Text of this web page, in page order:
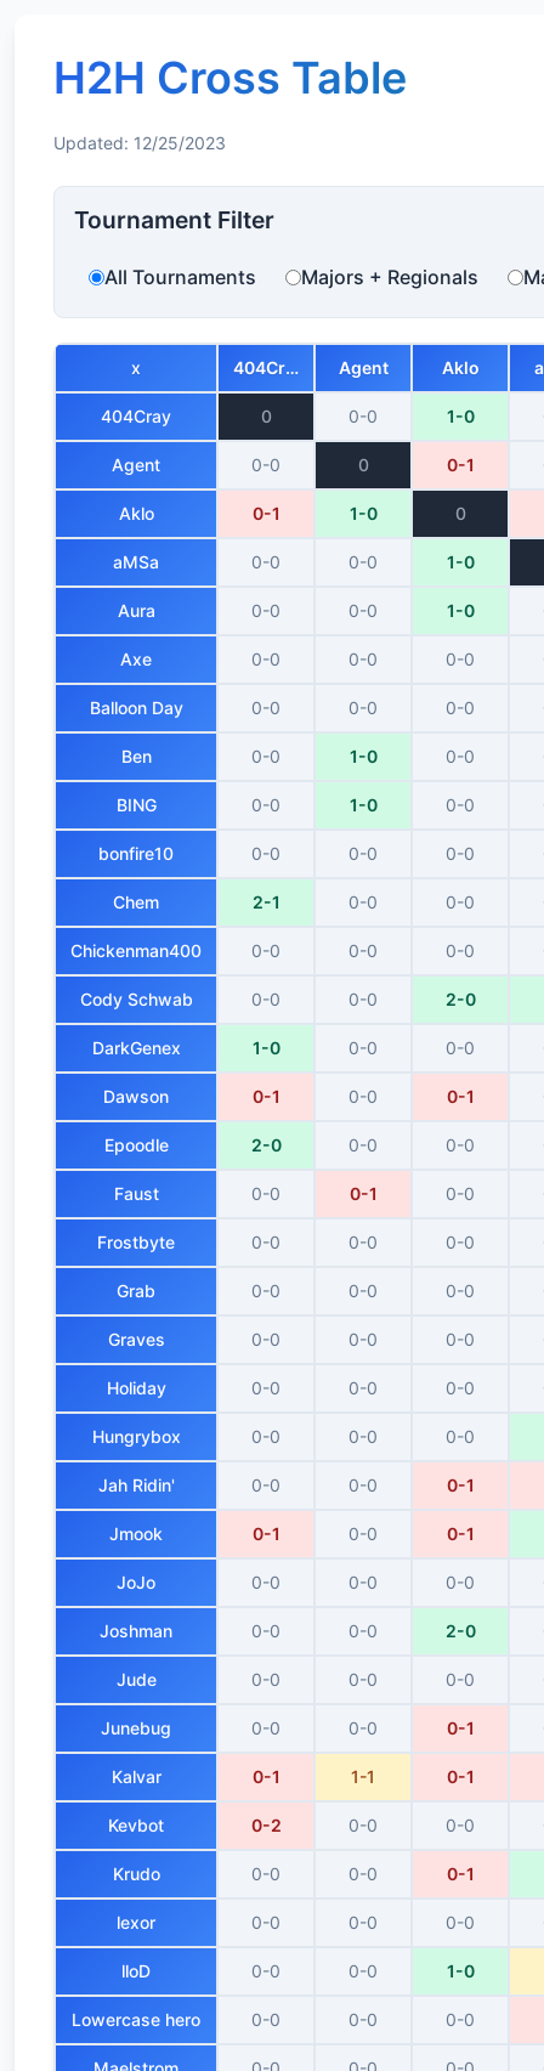
H2H Cross Table
Updated: 12/25/2023
Tournament Filter
All Tournaments Majors + Regionals
x 404Cray Agent Aklo
404Cray 0 0-0 1-0
Agent 0-0 0 0-1
Aklo 0-1 1-0 0
aMSa 0-0 0-0 1-0
Aura 0-0 0-0 1-0
Axe 0-0 0-0 0-0
Balloon Day 0-0 0-0 0-0
Ben 0-0 1-0 0-0
BING 0-0 1-0 0-0
bonfire10 0-0 0-0 0-0
Chem 2-1 0-0 0-0
Chickenman400 0-0 0-0 0-0
Cody Schwab 0-0 0-0 2-0
DarkGenex 1-0 0-0 0-0
Dawson 0-1 0-0 0-1
Epoodle 2-0 0-0 0-0
Faust 0-0 0-1 0-0
Frostbyte 0-0 0-0 0-0
Grab 0-0 0-0 0-0
Graves 0-0 0-0 0-0
Holiday 0-0 0-0 0-0
Hungrybox 0-0 0-0 0-0
Jah Ridin' 0-0 0-0 0-1
Jmook 0-1 0-0 0-1
JoJo 0-0 0-0 0-0
Joshman 0-0 0-0 2-0
Jude 0-0 0-0 0-0
Junebug 0-0 0-0 0-1
Kalvar 0-1 1-1 0-1
Kevbot 0-2 0-0 0-0
Krudo 0-0 0-0 0-1
lexor 0-0 0-0 0-0
lloD 0-0 0-0 1-0
Lowercase hero 0-0 0-0 0-0